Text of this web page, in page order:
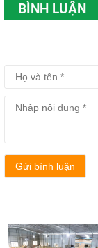
BÌNH LUẬN
Gửi bình luận